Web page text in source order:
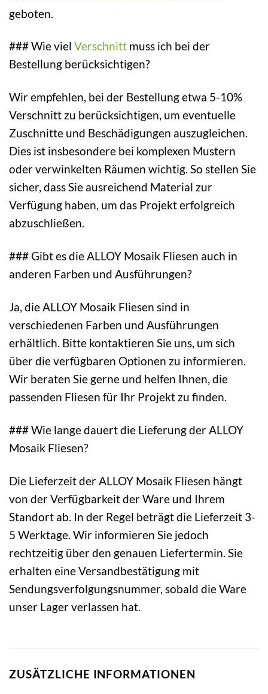
geboten.
### Wie viel Verschnitt muss ich bei der
Bestellung berücksichtigen?
Wir empfehlen, bei der Bestellung etwa 5-10%
Verschnitt zu berücksichtigen, um eventuelle
Zuschnitte und Beschädigungen auszugleichen.
Dies ist insbesondere bei komplexen Mustern
oder verwinkelten Räumen wichtig. So stellen Sie
sicher, dass Sie ausreichend Material zur
Verfügung haben, um das Projekt erfolgreich
abzuschließen.
### Gibt es die ALLOY Mosaik Fliesen auch in
anderen Farben und Ausführungen?
Ja, die ALLOY Mosaik Fliesen sind in
verschiedenen Farben und Ausführungen
erhältlich. Bitte kontaktieren Sie uns, um sich
über die verfügbaren Optionen zu informieren.
Wir beraten Sie gerne und helfen Ihnen, die
passenden Fliesen für Ihr Projekt zu finden.
### Wie lange dauert die Lieferung der ALLOY
Mosaik Fliesen?
Die Lieferzeit der ALLOY Mosaik Fliesen hängt
von der Verfügbarkeit der Ware und Ihrem
Standort ab. In der Regel beträgt die Lieferzeit 3-
5 Werktage. Wir informieren Sie jedoch
rechtzeitig über den genauen Liefertermin. Sie
erhalten eine Versandbestätigung mit
Sendungsverfolgungsnummer, sobald die Ware
unser Lager verlassen hat.
ZUSÄTZLICHE INFORMATIONEN